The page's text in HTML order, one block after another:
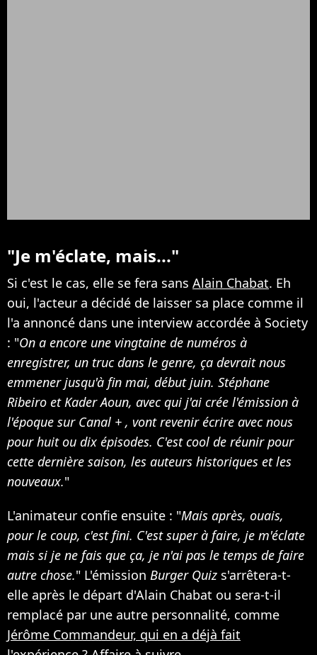
"Je m'éclate, mais..."
Si c'est le cas, elle se fera sans Alain Chabat. Eh
oui, l'acteur a décidé de laisser sa place comme il
l'a annoncé dans une interview accordée à Society
: "On a encore une vingtaine de numéros à
enregistrer, un truc dans le genre, ça devrait nous
emmener jusqu'à fin mai, début juin. Stéphane
Ribeiro et Kader Aoun, avec qui j'ai crée l'émission à
l'époque sur Canal + , vont revenir écrire avec nous
pour huit ou dix épisodes. C'est cool de réunir pour
cette dernière saison, les auteurs historiques et les
nouveaux."
L'animateur confie ensuite : "Mais après, ouais,
pour le coup, c'est fini. C'est super à faire, je m'éclate
mais si je ne fais que ça, je n'ai pas le temps de faire
autre chose." L'émission Burger Quiz s'arrêtera-t-
elle après le départ d'Alain Chabat ou sera-t-il
remplacé par une autre personnalité, comme
Jérôme Commandeur, qui en a déjà fait